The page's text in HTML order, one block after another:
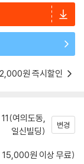
원 즉시할인
여의도동,
일신빌딩)
변경
15,000원 이상 무료)